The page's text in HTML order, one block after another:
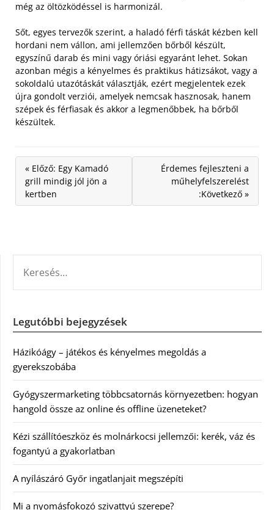
még az öltözködéssel is harmonizál.
Sőt, egyes tervezők szerint, a haladó férfi táskát kézben kell
hordani nem vállon, ami jellemzően bőrből készült,
egyszínű darab és mini vagy óriási egyaránt lehet. Sokan
azonban mégis a kényelmes és praktikus hátizsákot, vagy a
sokoldalú utazótáskát választják, ezért megjelentek ezek
újra gondolt verziói, amelyek nemcsak hasznosak, hanem
szépek és férfiasak és akkor a legmenőbbek, ha bőrből
készültek.
« Előző: Egy Kamadó
grill mindig jól jön a
kertben
Érdemes fejleszteni a
műhelyfelszerelést
:Következő »
Legutóbbi bejegyzések
Házikóágy – játékos és kényelmes megoldás a
gyerekszobába
Gyógyszermarketing többcsatornás környezetben: hogyan
hangold össze az online és offline üzeneteket?
Kézi szállítóeszköz és molnárkocsi jellemzői: kerék, váz és
fogantyú a gyakorlatban
A nyílászáró Győr ingatlanjait megszépíti
Mi a nyomásfokozó szivattyú szerepe?